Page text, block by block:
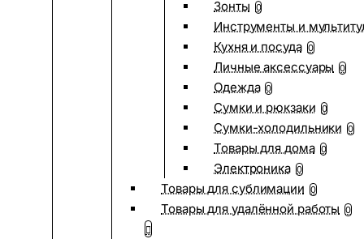
Зонты 0
Инструменты и
Кухня и посуда 0
Личные аксессуары 0
Одежда 0
Сумки и рюкзаки 0
Сумки-холодильники 0
Товары для дома 0
Электроника 0
Товары для сублимации 0
Товары для удалённой работы 0